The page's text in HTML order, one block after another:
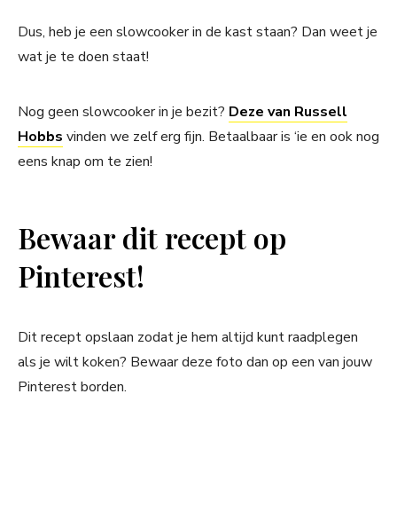
Dus, heb je een slowcooker in de kast staan? Dan weet je
wat je te doen staat!
Nog geen slowcooker in je bezit? Deze van Russell
Hobbs vinden we zelf erg fijn. Betaalbaar is ‘ie en ook nog
eens knap om te zien!
Bewaar dit recept op
Pinterest!
Dit recept opslaan zodat je hem altijd kunt raadplegen
als je wilt koken? Bewaar deze foto dan op een van jouw
Pinterest borden.